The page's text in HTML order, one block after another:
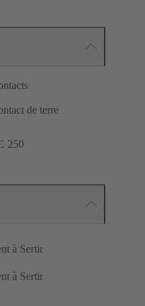
de terre
250
à Sertir
à Sertir